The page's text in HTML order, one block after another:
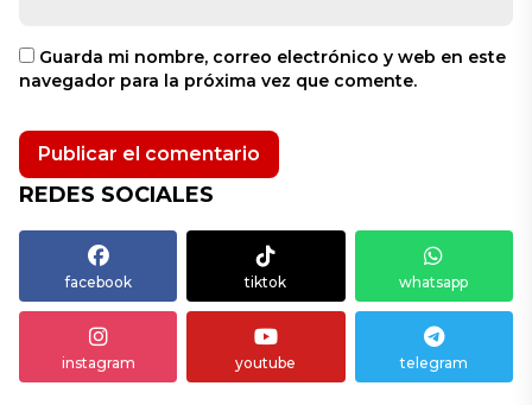
Guarda mi nombre, correo electrónico y web en este
navegador para la próxima vez que comente.
REDES SOCIALES
facebook tiktok whatsapp
instagram youtube telegram